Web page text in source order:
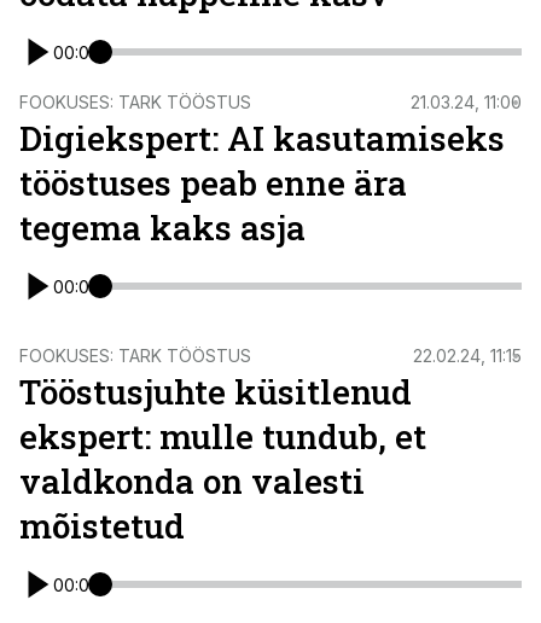
00:00
FOOKUSES: TARK TÖÖSTUS 21.03.24, 11:00
Digiekspert: AI kasutamiseks
tööstuses peab enne ära
tegema kaks asja
00:00
FOOKUSES: TARK TÖÖSTUS 22.02.24, 11:15
Tööstusjuhte küsitlenud
ekspert: mulle tundub, et
valdkonda on valesti
mõistetud
00:00